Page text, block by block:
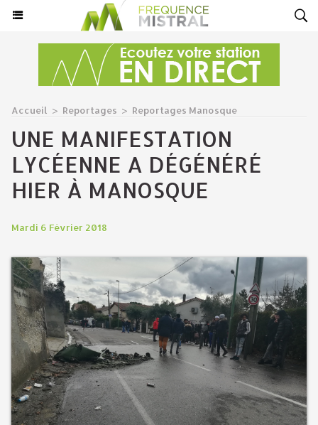
Accueil > Reportages > Reportages Manosque
UNE MANIFESTATION
LYCÉENNE A DÉGÉNÉRÉ
HIER À MANOSQUE
Mardi 6 Février 2018